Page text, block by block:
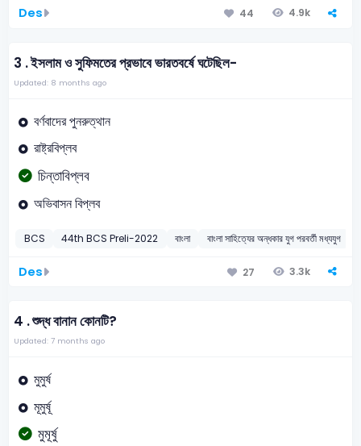
Des 44 4.9k
3 .ইসলাম ও সুফিমতের প্রভাবে ভারতবর্ষে ঘটেছিল-
Updated: 8 months ago
বর্ণবাদের পুনরুত্থান
রাষ্ট্রবিপ্লব
চিন্তাবিপ্লব
অভিবাসন বিপ্লব
BCS 44th BCS Preli-2022 বাংলা বাংলা সাহিত্যের অন্ধকার যুগ পরবর্তী মধ্যযুগ
Des 27 3.3k
4 .শুদ্ধ বানান কোনটি?
Updated: 7 months ago
মুমুর্ষ
মূমুর্ষূ
মুমূর্ষু